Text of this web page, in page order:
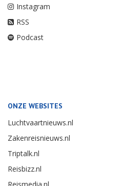
Instagram
RSS
Podcast
ONZE WEBSITES
Luchtvaartnieuws.nl
Zakenreisnieuws.nl
Triptalk.nl
Reisbizz.nl